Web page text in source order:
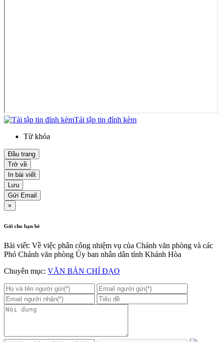
Tải tập tin đính kèm
Từ khóa
Đầu trang
Trở về
In bài viết
Lưu
Gửi Email
×
Gởi cho bạn bè
Bài viết: Về việc phân công nhiệm vụ của Chánh văn phòng và các
Phó Chánh văn phòng Ủy ban nhân dân tỉnh Khánh Hòa
Chuyên mục: VĂN BẢN CHỈ ĐẠO